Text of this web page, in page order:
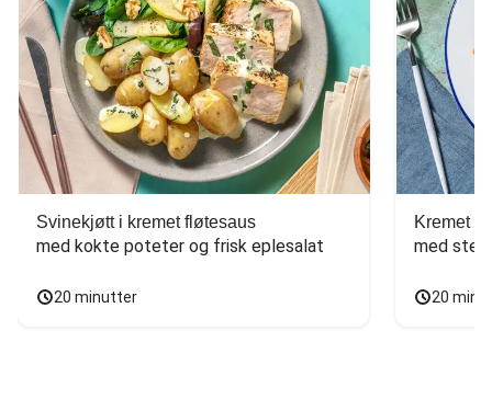
Svinekjøtt i kremet fløtesaus
med kokte poteter og frisk eplesalat
20 minutter
Kremet
med
20